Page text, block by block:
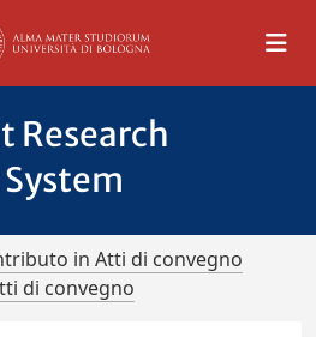
Research
in Atti di convegno
di convegno